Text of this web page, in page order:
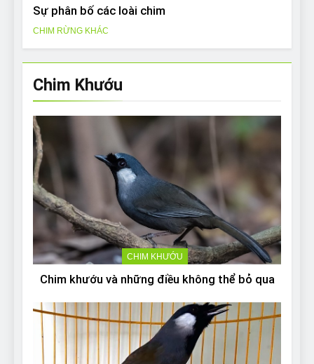
Sự phân bố các loài chim
CHIM RỪNG KHÁC
Chim Khướu
CHIM KHƯỚU
Chim khướu và những điều không thể bỏ qua